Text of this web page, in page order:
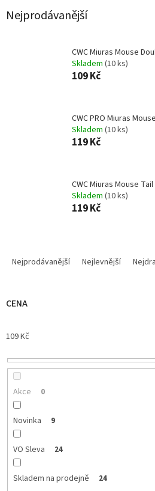
Nejprodávanější
CWC Miuras Mouse
Skladem (10 ks)
109 Kč
CWC PRO Miuras
Skladem (10 ks)
119 Kč
CWC Miuras Mouse
Skladem (10 ks)
119 Kč
n
r
d
Nejprodávanější Nejlevnější
CENA
109Kč
Akce 0
Novinka 9
VO Sleva 24
Skladem na prodejně 24